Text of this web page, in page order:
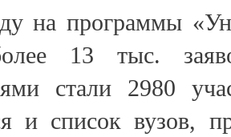
на программы
13 тыс.
стали 2980
и список вузов,